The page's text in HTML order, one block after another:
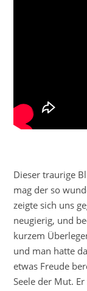
Dieser traurige
mag der so
zeigte sich uns
neugierig, und
kurzem
und man hatte
etwas Freude
Seele der Mut.